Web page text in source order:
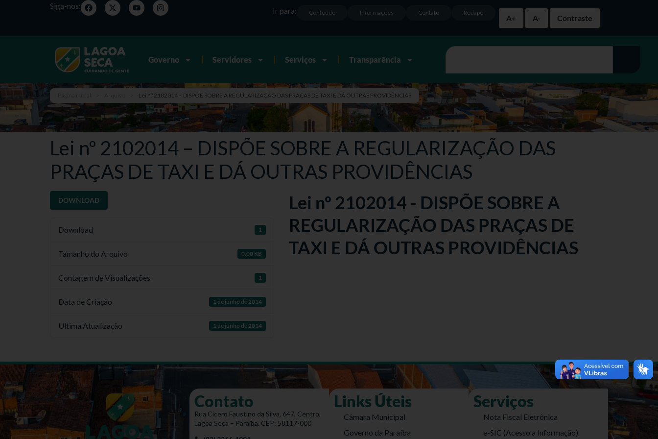
Siga-nos:
A+
A- Contraste
Rodapé
Contato
Informações
Conteúdo
Ir para:
Governo Servidores Serviços Transparência
Lei nº 2102014 – DISPÕE SOBRE A REGULARIZAÇÃO DAS PRAÇAS DE TAXI E DÁ OUTRAS PROVIDÊNCIAS
Lei nº 2102014 – DISPÕE SOBRE A REGULARIZAÇÃO DAS
PRAÇAS DE TAXI E DÁ OUTRAS PROVIDÊNCIAS
DOWNLOAD
Download 1
Tamanho do Arquivo 0.00 KB
Contagem de Visualizações 1
Data de Criação 1 de junho de 2014
Ultima Atualização 1 de junho de 2014
Lei nº 2102014 - DISPÕE SOBRE A
REGULARIZAÇÃO DAS PRAÇAS DE
TAXI E DÁ OUTRAS PROVIDÊNCIAS
Contato
Rua Cícero Faustino da Silva, 647, Centro,
Lagoa Seca – Paraíba. CEP: 58117-000
Links Úteis
Câmara Municipal
Governo da Paraíba
Serviços
Nota Fiscal Eletrônica
e-SIC (Acesso a Informação)